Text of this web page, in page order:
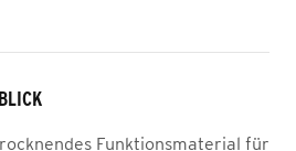
Funktionsmaterial für